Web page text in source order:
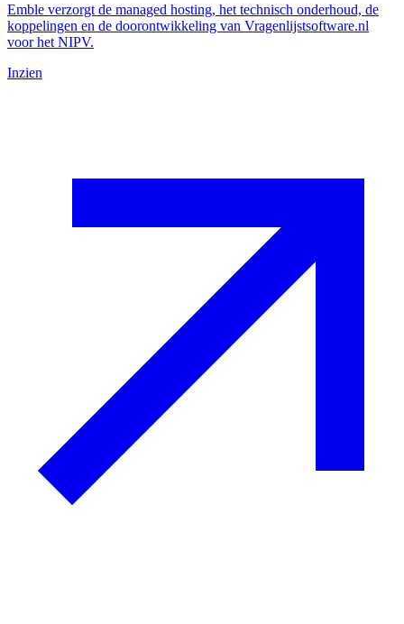
Emble verzorgt de managed hosting, het technisch onderhoud, de
koppelingen en de doorontwikkeling van Vragenlijstsoftware.nl
voor het NIPV.
Inzien